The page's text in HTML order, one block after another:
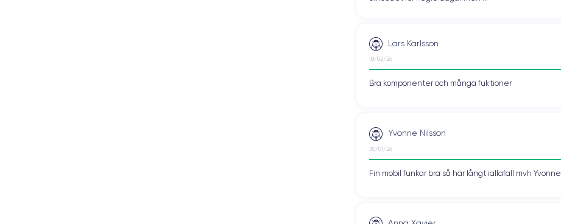
Lars Karlsson
18/02/26
Bra komponenter och många fuktioner
Yvonne Nilsson
30/01/26
Fin mobil funkar bra så här långt iallafall mvh Yvonne